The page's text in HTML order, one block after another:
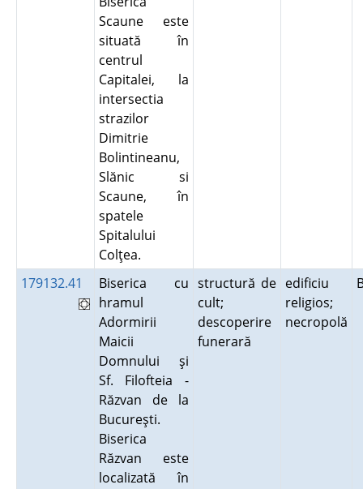
Scaune este
situată în
centrul
Capitalei, la
intersectia
strazilor
Dimitrie
Bolintineanu,
Slănic si
Scaune, în
spatele
Spitalului
Colţea.
179132.41
Biserica cu
hramul
Adormirii
Maicii
Domnului şi
Sf. Filofteia -
Răzvan de la
Bucureşti.
Biserica
Răzvan este
localizată în
structură de
cult;
descoperire
funerară
edificiu
religios;
necropolă